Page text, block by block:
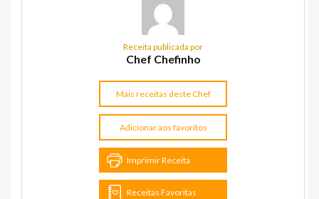
Receita publicada por
Chef Chefinho
Mais receitas deste Chef
Adicionar aos favoritos
Imprimir Receita
Receitas Favoritas